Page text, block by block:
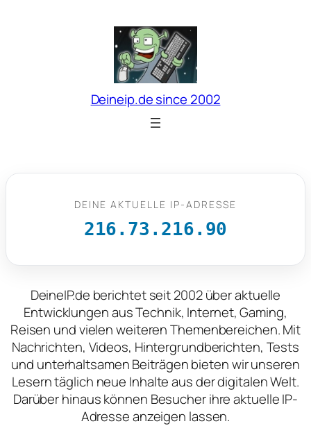
Deineip.de since 2002
DEINE AKTUELLE IP-ADRESSE
216.73.216.90
DeineIP.de berichtet seit 2002 über aktuelle
Entwicklungen aus Technik, Internet, Gaming,
Reisen und vielen weiteren Themenbereichen. Mit
Nachrichten, Videos, Hintergrundberichten, Tests
und unterhaltsamen Beiträgen bieten wir unseren
Lesern täglich neue Inhalte aus der digitalen Welt.
Darüber hinaus können Besucher ihre aktuelle IP-
Adresse anzeigen lassen.